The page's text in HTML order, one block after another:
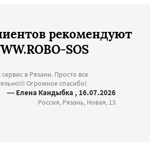
рекомендуют
SOS
в Рязани. Просто все
Огромное спасибо!
— Елена Кандыбка , 16.07.2026
Россия, Рязань, Новая, 13